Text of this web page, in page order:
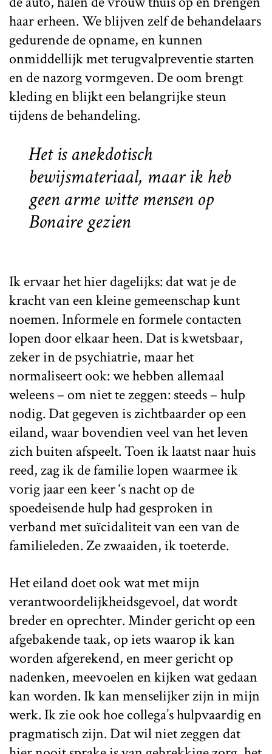
haar erheen. We blijven zelf de behandelaars
gedurende de opname, en kunnen
onmiddellijk met terugvalpreventie starten
en de nazorg vormgeven. De oom brengt
kleding en blijkt een belangrijke steun
tijdens de behandeling.
Het is anekdotisch
bewijsmateriaal, maar ik heb
geen arme witte mensen op
Bonaire gezien
Ik ervaar het hier dagelijks: dat wat je de
kracht van een kleine gemeenschap kunt
noemen. Informele en formele contacten
lopen door elkaar heen. Dat is kwetsbaar,
zeker in de psychiatrie, maar het
normaliseert ook: we hebben allemaal
weleens – om niet te zeggen: steeds – hulp
nodig. Dat gegeven is zichtbaarder op een
eiland, waar bovendien veel van het leven
zich buiten afspeelt. Toen ik laatst naar huis
reed, zag ik de familie lopen waarmee ik
vorig jaar een keer ‘s nacht op de
spoedeisende hulp had gesproken in
verband met suïcidaliteit van een van de
familieleden. Ze zwaaiden, ik toeterde.
Het eiland doet ook wat met mijn
verantwoordelijkheidsgevoel, dat wordt
breder en oprechter. Minder gericht op een
afgebakende taak, op iets waarop ik kan
worden afgerekend, en meer gericht op
nadenken, meevoelen en kijken wat gedaan
kan worden. Ik kan menselijker zijn in mijn
werk. Ik zie ook hoe collega’s hulpvaardig en
pragmatisch zijn. Dat wil niet zeggen dat